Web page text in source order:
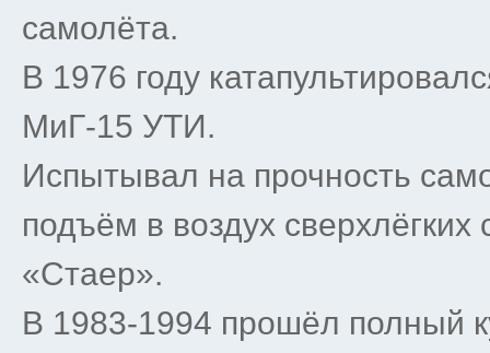
самолёта.
В 1976 году
МиГ-15 УТИ.
Испытывал на прочность
подъём в воздух
«Стаер».
В 1983-1994 прошёл полный